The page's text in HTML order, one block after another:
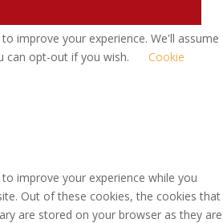
improve your experience. We'll assume
can opt-out if you wish.
Cookie
improve your experience while you
Out of these cookies, the cookies that
are stored on your browser as they are